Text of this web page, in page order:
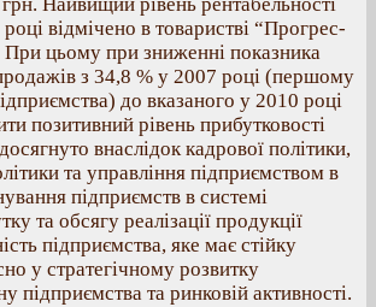
відмічено в товаристві “Прогрес-
цьому при зниженні показника
з 34,8 % у 2007 році (першому
до вказаного у 2010 році
позитивний рівень прибутковості
внаслідок кадрової політики,
та управління підприємством в
підприємств в системі
та обсягу реалізації продукції
підприємства, яке має стійку
у стратегічному розвитку
підприємства та ринковій активності.